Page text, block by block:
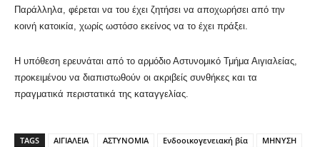
Παράλληλα, φέρεται να του έχει ζητήσει να αποχωρήσει από την
κοινή κατοικία, χωρίς ωστόσο εκείνος να το έχει πράξει.
Η υπόθεση ερευνάται από το αρμόδιο Αστυνομικό Τμήμα Αιγιαλείας,
προκειμένου να διαπιστωθούν οι ακριβείς συνθήκες και τα
πραγματικά περιστατικά της καταγγελίας.
TAGS ΑΙΓΙΑΛΕΙΑ ΑΣΤΥΝΟΜΙΑ Ενδοοικογενειακή βία ΜΗΝΥΣΗ